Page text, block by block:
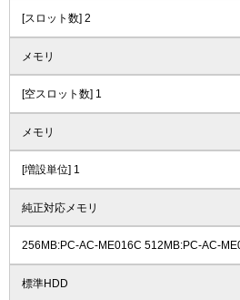
[スロット数] 2
メモリ
[空スロット数] 1
メモリ
[増設単位] 1
純正対応メモリ
256MB:PC-AC-ME016C 512MB:PC-AC-
標準HDD